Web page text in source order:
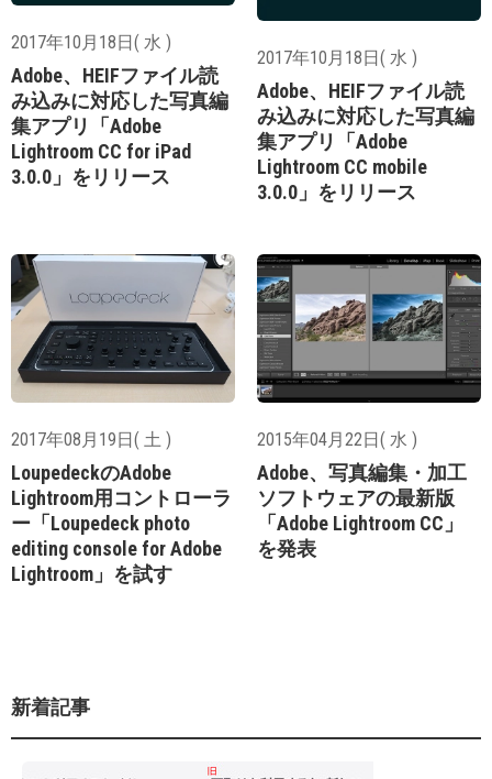
2017年10月18日( 水 )
Adobe、HEIFファイル読
み込みに対応した写真編
集アプリ「Adobe
Lightroom CC for iPad
3.0.0」をリリース
2017年10月18日( 水 )
Adobe、HEIFファイル読
み込みに対応した写真編
集アプリ「Adobe
Lightroom CC mobile
3.0.0」をリリース
2017年08月19日( 土 )
LoupedeckのAdobe
Lightroom用コントローラ
ー「Loupedeck photo
editing console for Adobe
Lightroom」を試す
2015年04月22日( 水 )
Adobe、写真編集・加工
ソフトウェアの最新版
「Adobe Lightroom CC」
を発表
新着記事